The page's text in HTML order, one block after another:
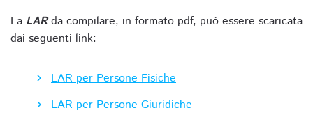
La LARda compilare, in formato pdf, può essere scaricata
dai seguenti link:
LAR per Persone Fisiche
LAR per Persone Giuridiche